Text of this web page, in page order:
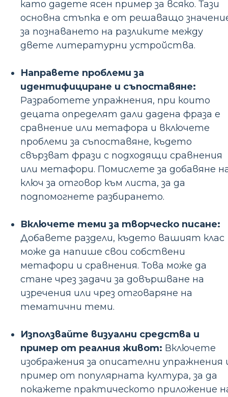
като дадете ясен пример за всяко. Тази
основна стъпка е от решаващо
за познаването на разликите между
двете литературни устройства.
Направете проблеми за
идентифициране и съпоставяне:
Разработете упражнения, при които
децата определят дали дадена фраза е
сравнение или метафора и включете
проблеми за съпоставяне, където
свързват фрази с подходящи сравнения
или метафори. Помислете за добавяне
ключ за отговор към листа, за да
подпомогнете разбирането.
Включете теми за творческо писане:
Добавете раздели, където вашият клас
може да напише свои собствени
метафори и сравнения. Това може да
стане чрез задачи за довършване на
изречения или чрез отговаряне на
тематични теми.
Използвайте визуални средства и
пример от реалния живот: Включете
изображения за описателни упражнения
пример от популярната култура, за да
покажете практическото приложение